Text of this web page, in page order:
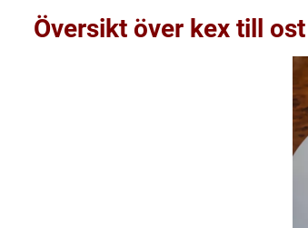
Översikt över kex till ost